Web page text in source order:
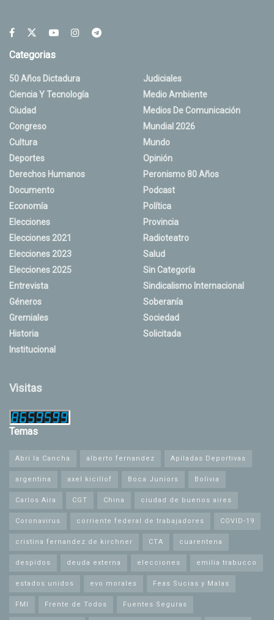
Categorias
50 Años Dictadura
Ciencia Y Tecnología
Ciudad
Congreso
Cultura
Deportes
Derechos Humanos
Documento
Economía
Elecciones
Elecciones 2021
Elecciones 2023
Elecciones 2025
Entrevista
Géneros
Gremiales
Historia
Institucional
Judiciales
Medio Ambiente
Medios De Comunicación
Mundial 2026
Mundo
Opinión
Peronismo 80 Años
Podcast
Política
Provincia
Radioteatro
Salud
Sin Categoría
Sindicalismo Internacional
Soberanía
Sociedad
Solicitada
Visitas
Temas
Abrí la Cancha alberto fernandez Apiladas Deportivas
argentina axel kicillof Boca Juniors Bolivia
Carlos Aira CGT China ciudad de buenos aires
Coronavirus corriente federal de trabajadores COVID-19
cristina fernandez de kirchner CTA cuarentena
despidos deuda externa elecciones emilia trabucco
estados unidos evo morales Feas Sucias y Malas
FMI Frente de Todos Fuentes Seguras